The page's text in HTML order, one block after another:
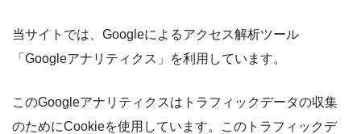
当サイトでは、Googleによるアクセス解析ツール
「Googleアナリティクス」を利用しています。
このGoogleアナリティクスはトラフィックデータの収集
のためにCookieを使用しています。このトラフィックデ